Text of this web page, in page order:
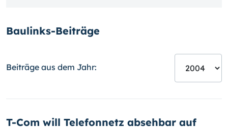
Baulinks-Beiträge
Beiträge aus dem Jahr:
T-Com will Telefonnetz absehbar auf